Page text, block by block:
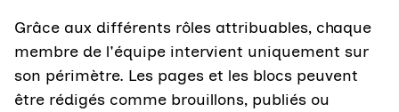
Grâce aux différents rôles attribuables, chaque
membre de l'équipe intervient uniquement sur
son périmètre. Les pages et les blocs peuvent
être rédigés comme brouillons, publiés ou